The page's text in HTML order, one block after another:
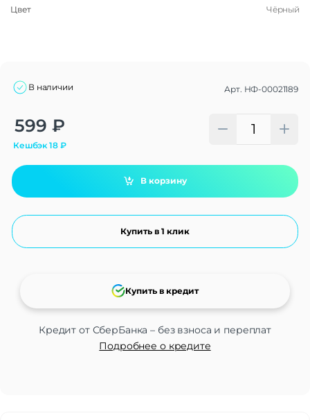
Цвет
Чёрный
В наличии Арт. НФ-00021189
599 ₽
Кешбэк18₽
В корзину
Купить в 1 клик
Кредит от СберБанка – без взноса и переплат
Подробнее о кредите
Купить в кредит
Alternative: